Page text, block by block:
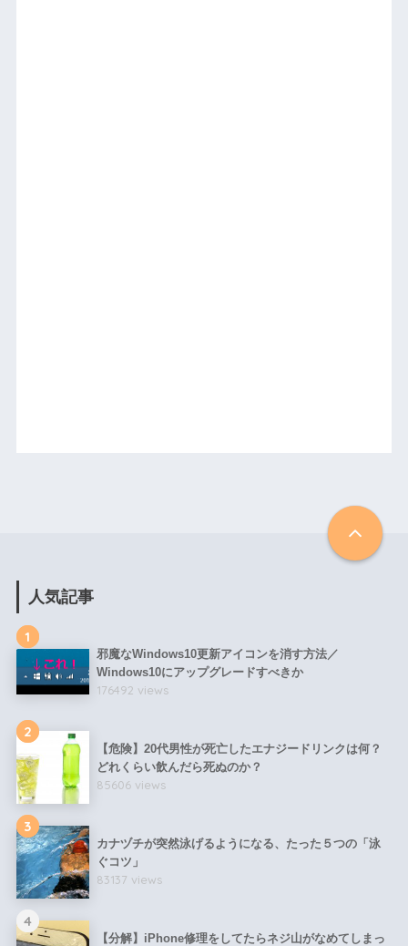
人気記事
1
邪魔なWindows10更新アイコンを消す方法／
Windows10にアップグレードすべきか
176492 views
2
【危険】20代男性が死亡したエナジードリンクは何？
どれくらい飲んだら死ぬのか？
85606 views
3
カナヅチが突然泳げるようになる、たった５つの「泳
ぐコツ」
83137 views
4
【分解】iPhone修理をしてたらネジ山がなめてしまっ